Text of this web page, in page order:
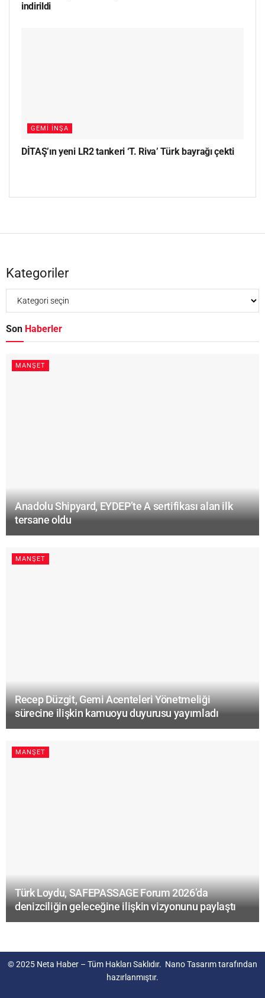
indirildi
GEMI İNŞA
DİTAŞ’ın yeni LR2 tankeri ‘T. Riva’ Türk bayrağı çekti
Kategoriler
Son Haberler
MANŞET
Anadolu Shipyard, EYDEP’te A sertifikası alan ilk
tersane oldu
MANŞET
Recep Düzgit, Gemi Acenteleri Yönetmeliği
sürecine ilişkin kamuoyu duyurusu yayımladı
MANŞET
Türk Loydu, SAFEPASSAGE Forum 2026’da
denizciliğin geleceğine ilişkin vizyonunu paylaştı
© 2025 Neta Haber – Tüm Hakları Saklıdır. Nano Tasarımtarafından
hazırlanmıştır.